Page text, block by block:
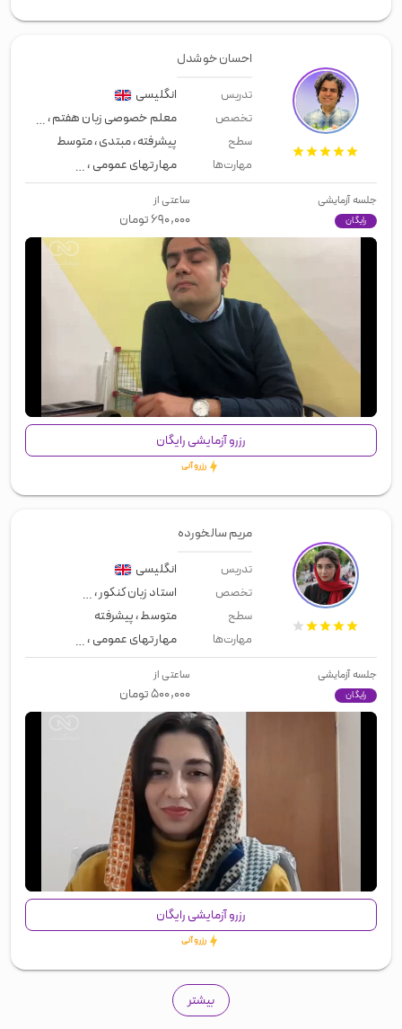
احسان خوشدل
تدریس انگلیسی
تخصص معلم خصوصی زبان هفتم،
سطح پیشرفته،مبتدی،متوسط
مهارت‌ها مهارتهای عمومی،
جلسه آزمایشی
رایگان
ساعتی از
۶۹۰,۰۰۰تومان
00:00/ 01:02
رزرو آزمایشی رایگان
رزرو آنی
مریم سالخورده
تدریس انگلیسی
تخصص استاد زبان کنکور،
سطح متوسط،پیشرفته
مهارت‌ها مهارتهای عمومی،
جلسه آزمایشی
رایگان
ساعتی از
۵۰۰,۰۰۰تومان
00:00/01:43
رزرو آزمایشی رایگان
رزرو آنی
بیشتر